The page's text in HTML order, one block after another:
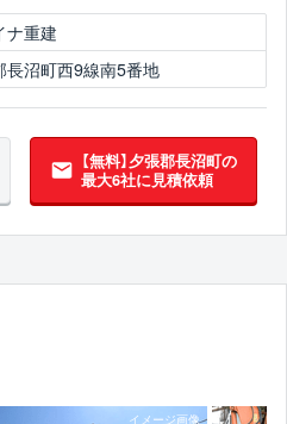
ナ重建
長沼町西9線南5番地
【無料】夕張郡長沼町の
最大6社に見積依頼